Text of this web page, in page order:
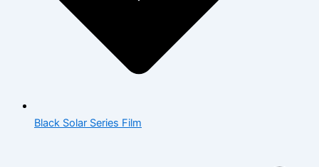
Black Solar Series Film